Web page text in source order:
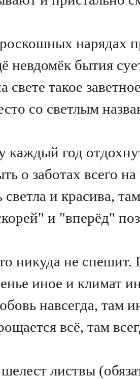
нарядах
невдомёк бытия
свете такое
со светлым
каждый год
о заботах всего
и красива,
и "вперёд"
никуда не спешит.
иное и климат
навсегда, там
всё, там
листвы